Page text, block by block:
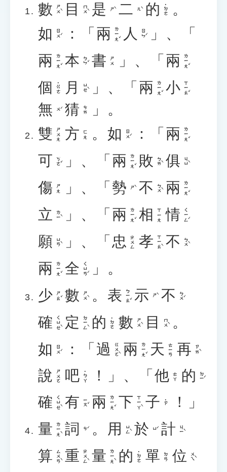
數 ㄕㄨˋ 目 ㄇㄨˋ 是 ㄕˋ 二 ㄦˋ 的 ˙ㄉㄜ 。
如 ㄖㄨˊ ：「 兩 ㄌㄧㄤˇ 人 ㄖㄣˊ
」、「
兩 ㄌㄧㄤˇ 本 ㄅㄣˇ 書 ㄕㄨ 」、「 兩 ㄌㄧㄤˇ
個 ˙ㄍㄜ 月 ㄩㄝˋ 」、「 兩 ㄌㄧㄤˇ 小 ㄒㄧㄠˇ
無 ㄨˊ 猜 ㄘㄞ
」。
雙 ㄕㄨㄤ 方 ㄈㄤ 。 如 ㄖㄨˊ ：「 兩 ㄌㄧㄤˇ
可 ㄎㄜˇ 」、「 兩 ㄌㄧㄤˇ 敗 ㄅㄞˋ 俱 ㄐㄩˋ
傷 ㄕㄤ 」、「 勢 ㄕˋ 不 ㄅㄨˋ 兩 ㄌㄧㄤˇ
立 ㄌㄧˋ 」、「 兩 ㄌㄧㄤˇ 相 ㄒㄧㄤ 情 ㄑㄧㄥˊ
願 ㄩㄢˋ 」、「 忠 ㄓㄨㄥ 孝 ㄒㄧㄠˋ 不 ㄅㄨˋ
兩 ㄌㄧㄤˇ 全 ㄑㄩㄢˊ
」。
少 ㄕㄠˇ 數 ㄕㄨˋ 。 表 ㄅㄧㄠˇ 示 ㄕˋ 不 ㄅㄨˊ
確 ㄑㄩㄝˋ 定 ㄉㄧㄥˋ 的 ˙ㄉㄜ 數 ㄕㄨˋ 目 ㄇㄨˋ 。
如 ㄖㄨˊ ：「 過 ㄍㄨㄛˋ 兩 ㄌㄧㄤˇ 天 ㄊㄧㄢ 再 ㄗㄞˋ
說 ㄕㄨㄛ 吧 ˙ㄅㄚ ！」、「 他 ㄊㄚ 的 ㄉㄧˊ
確 ㄑㄩㄝˋ 有 ㄧㄡˇ 兩 ㄌㄧㄤˇ 下 ㄒㄧㄚˋ 子 ˙ㄗ
！」
量 ㄌㄧㄤˋ 詞 ㄘˊ 。 用 ㄩㄥˋ 於 ㄩˊ 計 ㄐㄧˋ
算 ㄙㄨㄢˋ 重 ㄓㄨㄥˋ 量 ㄌㄧㄤˋ 的 ˙ㄉㄜ 單 ㄉㄢ 位 ㄨㄟˋ